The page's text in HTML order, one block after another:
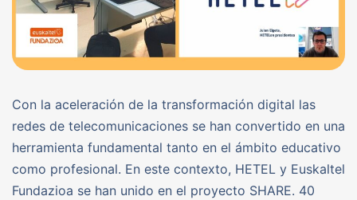
Con la aceleración de la transformación digital las
redes de telecomunicaciones se han convertido en una
herramienta fundamental tanto en el ámbito educativo
como profesional. En este contexto, HETEL y Euskaltel
Fundazioa se han unido en el proyecto SHARE. 40